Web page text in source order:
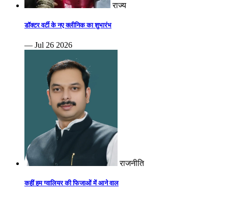
राज्य
डॉक्टर वर्टी के नए क्लीनिक का शुभारंभ
— Jul 26 2026
राजनीति
कहीं हम ग्वालियर की फिजाओं में आने वाल